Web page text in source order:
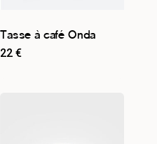
Tasse à café Onda
22 €